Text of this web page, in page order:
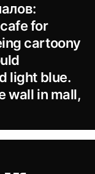
for
cartoony
light blue.
wall in mall,